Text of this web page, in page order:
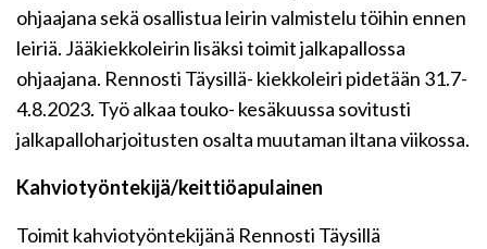
ohjaajana sekä osallistua leirin valmistelu töihin ennen
leiriä. Jääkiekkoleirin lisäksi toimit jalkapallossa
ohjaajana. Rennosti Täysillä- kiekkoleiri pidetään 31.7-
4.8.2023. Työ alkaa touko- kesäkuussa sovitusti
jalkapalloharjoitusten osalta muutaman iltana viikossa.
Kahviotyöntekijä/keittiöapulainen
Toimit kahviotyöntekijänä Rennosti Täysillä